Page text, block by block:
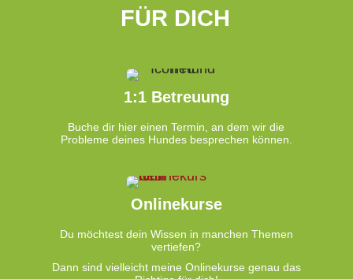
FÜR DICH
1:1 Betreuung
Buche dir hier einen Termin, an dem wir die
Probleme deines Hundes besprechen können.
Onlinekurse
Du möchtest dein Wissen in manchen Themen
vertiefen?
Dann sind vielleicht meine Onlinekurse genau das